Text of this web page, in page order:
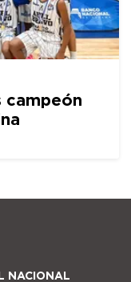
campeón
NACIONAL